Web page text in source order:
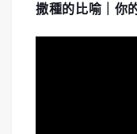
撒種的比喻｜你